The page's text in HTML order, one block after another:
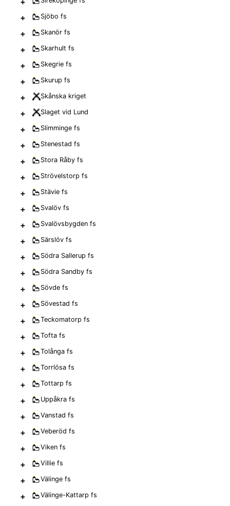
+ Sjöbo fs
+ Skanör fs
+ Skarhult fs
+ Skegrie fs
+ Skurup fs
+ Skånska kriget
+ Slaget vid Lund
+ Slimminge fs
+ Stenestad fs
+ Stora Råby fs
+ Strövelstorp fs
+ Stävie fs
+ Svalöv fs
+ Svalövsbygden fs
+ Särslöv fs
+ Södra Sallerup fs
+ Södra Sandby fs
+ Sövde fs
+ Sövestad fs
+ Teckomatorp fs
+ Tofta fs
+ Tolånga fs
+ Torrlösa fs
+ Tottarp fs
+ Uppåkra fs
+ Vanstad fs
+ Veberöd fs
+ Viken fs
+ Villie fs
+ Välinge fs
+ Välinge-Kattarp fs